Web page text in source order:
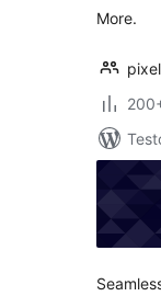
More.